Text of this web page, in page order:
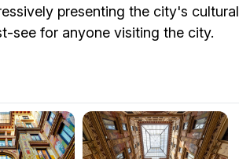
presenting the city's cultural
see for anyone visiting the city.